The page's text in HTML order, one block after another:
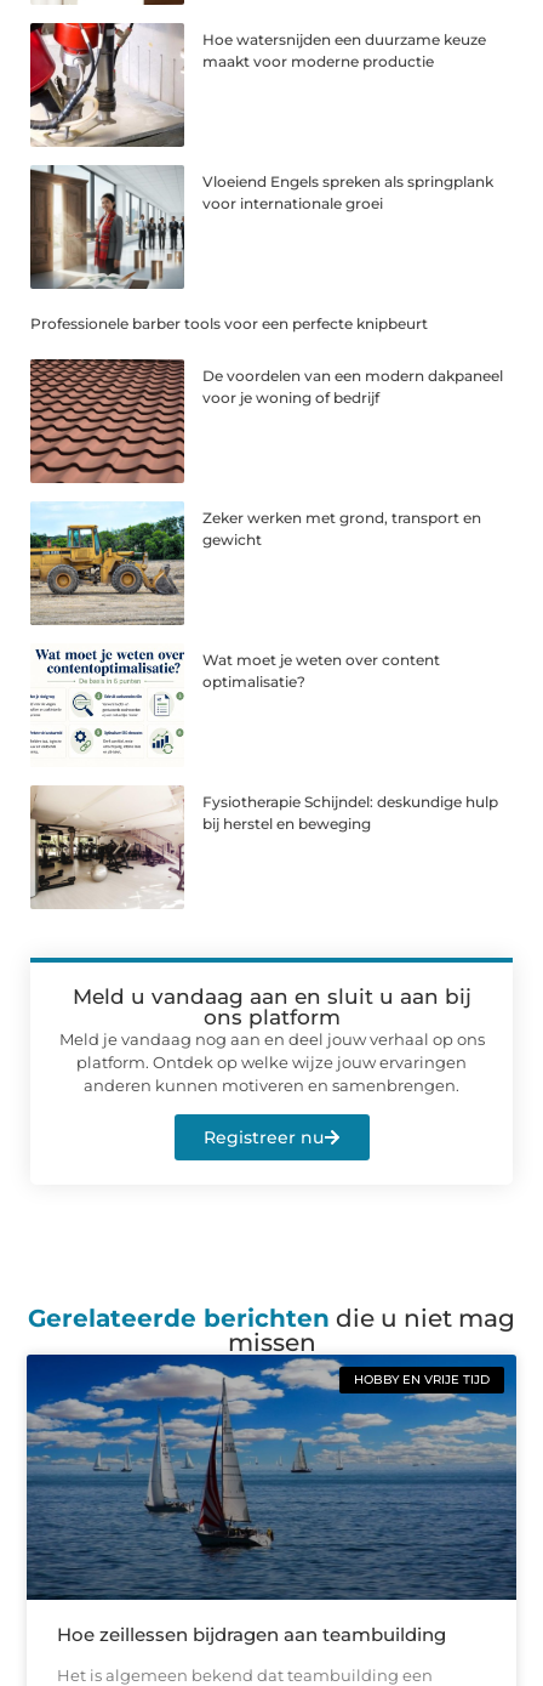
Hoe watersnijden een duurzame keuze
maakt voor moderne productie
Vloeiend Engels spreken als springplank
voor internationale groei
Professionele barber tools voor een perfecte knipbeurt
De voordelen van een modern dakpaneel
voor je woning of bedrijf
Zeker werken met grond, transport en
gewicht
Wat moet je weten over content
optimalisatie?
Fysiotherapie Schijndel: deskundige hulp
bij herstel en beweging
Meld u vandaag aan en sluit u aan bij
ons platform
Meld je vandaag nog aan en deel jouw verhaal op ons
platform. Ontdek op welke wijze jouw ervaringen
anderen kunnen motiveren en samenbrengen.
Registreer nu
Gerelateerde berichten die u niet mag
missen
HOBBY EN VRIJE TIJD
Hoe zeillessen bijdragen aan teambuilding
Het is algemeen bekend dat teambuilding een